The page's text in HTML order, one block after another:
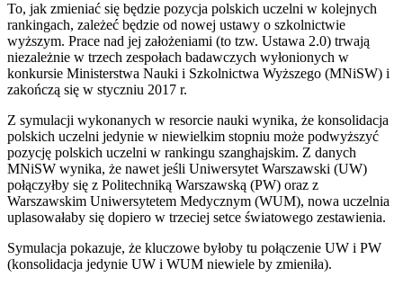
To, jak zmieniać się będzie pozycja polskich uczelni w kolejnych
rankingach, zależeć będzie od nowej ustawy o szkolnictwie
wyższym. Prace nad jej założeniami (to tzw. Ustawa 2.0) trwają
niezależnie w trzech zespołach badawczych wyłonionych w
konkursie Ministerstwa Nauki i Szkolnictwa Wyższego (MNiSW) i
zakończą się w styczniu 2017 r.
Z symulacji wykonanych w resorcie nauki wynika, że konsolidacja
polskich uczelni jedynie w niewielkim stopniu może podwyższyć
pozycję polskich uczelni w rankingu szanghajskim. Z danych
MNiSW wynika, że nawet jeśli Uniwersytet Warszawski (UW)
połączyłby się z Politechniką Warszawską (PW) oraz z
Warszawskim Uniwersytetem Medycznym (WUM), nowa uczelnia
uplasowałaby się dopiero w trzeciej setce światowego zestawienia.
Symulacja pokazuje, że kluczowe byłoby tu połączenie UW i PW
(konsolidacja jedynie UW i WUM niewiele by zmieniła).